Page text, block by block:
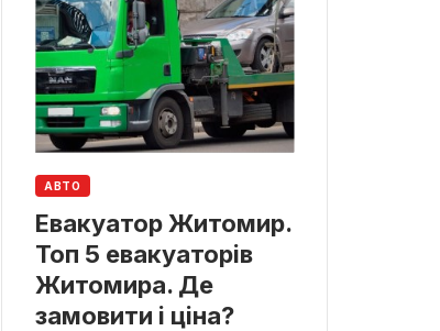
АВТО
Евакуатор Житомир.
Топ 5 евакуаторів
Житомира. Де
замовити і ціна?